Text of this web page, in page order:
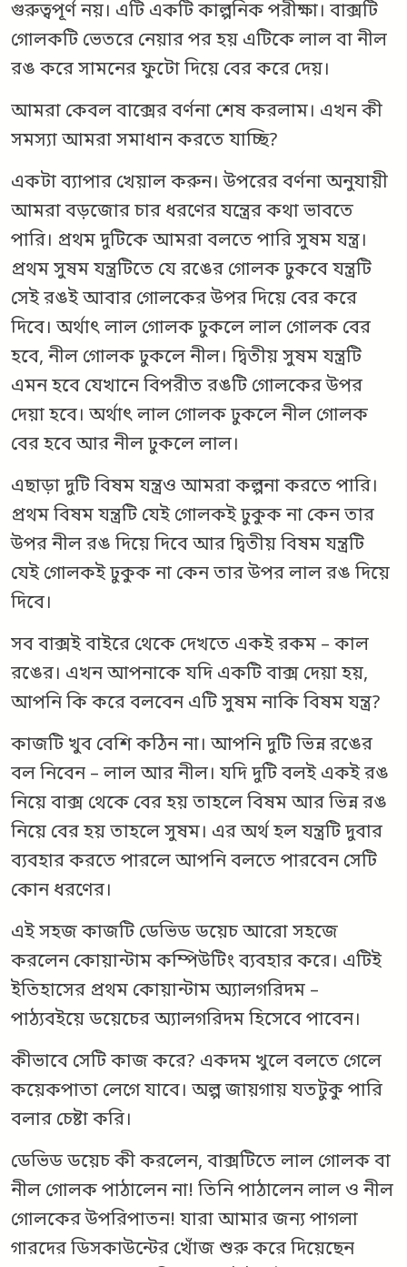
গুরুত্বপূর্ণ নয়। এটি একটি কাল্পনিক পরীক্ষা। বাক্সটি
গোলকটি ভেতরে নেয়ার পর হয় এটিকে লাল বা নীল
রঙ করে সামনের ফুটো দিয়ে বের করে দেয়।
আমরা কেবল বাক্সের বর্ণনা শেষ করলাম। এখন কী
সমস্যা আমরা সমাধান করতে যাচ্ছি?
একটা ব্যাপার খেয়াল করুন। উপরের বর্ণনা অনুযায়ী
আমরা বড়জোর চার ধরণের যন্ত্রের কথা ভাবতে
পারি। প্রথম দুটিকে আমরা বলতে পারি সুষম যন্ত্র।
প্রথম সুষম যন্ত্রটিতে যে রঙের গোলক ঢুকবে যন্ত্রটি
সেই রঙই আবার গোলকের উপর দিয়ে বের করে
দিবে। অর্থাৎ লাল গোলক ঢুকলে লাল গোলক বের
হবে, নীল গোলক ঢুকলে নীল। দ্বিতীয় সুষম যন্ত্রটি
এমন হবে যেখানে বিপরীত রঙটি গোলকের উপর
দেয়া হবে। অর্থাৎ লাল গোলক ঢুকলে নীল গোলক
বের হবে আর নীল ঢুকলে লাল।
এছাড়া দুটি বিষম যন্ত্রও আমরা কল্পনা করতে পারি।
প্রথম বিষম যন্ত্রটি যেই গোলকই ঢুকুক না কেন তার
উপর নীল রঙ দিয়ে দিবে আর দ্বিতীয় বিষম যন্ত্রটি
যেই গোলকই ঢুকুক না কেন তার উপর লাল রঙ দিয়ে
দিবে।
সব বাক্সই বাইরে থেকে দেখতে একই রকম – কাল
রঙের। এখন আপনাকে যদি একটি বাক্স দেয়া হয়,
আপনি কি করে বলবেন এটি সুষম নাকি বিষম যন্ত্র?
কাজটি খুব বেশি কঠিন না। আপনি দুটি ভিন্ন রঙের
বল নিবেন – লাল আর নীল। যদি দুটি বলই একই রঙ
নিয়ে বাক্স থেকে বের হয় তাহলে বিষম আর ভিন্ন রঙ
নিয়ে বের হয় তাহলে সুষম। এর অর্থ হল যন্ত্রটি দুবার
ব্যবহার করতে পারলে আপনি বলতে পারবেন সেটি
কোন ধরণের।
এই সহজ কাজটি ডেভিড ডয়েচ আরো সহজে
করলেন কোয়ান্টাম কম্পিউটিং ব্যবহার করে। এটিই
ইতিহাসের প্রথম কোয়ান্টাম অ্যালগরিদম –
পাঠ্যবইয়ে ডয়েচের অ্যালগরিদম হিসেবে পাবেন।
কীভাবে সেটি কাজ করে? একদম খুলে বলতে গেলে
কয়েকপাতা লেগে যাবে। অল্প জায়গায় যতটুকু পারি
বলার চেষ্টা করি।
ডেভিড ডয়েচ কী করলেন, বাক্সটিতে লাল গোলক বা
নীল গোলক পাঠালেন না! তিনি পাঠালেন লাল ও নীল
গোলকের উপরিপাতন! যারা আমার জন্য পাগলা
গারদের ডিসকাউন্টের খোঁজ শুরু করে দিয়েছেন